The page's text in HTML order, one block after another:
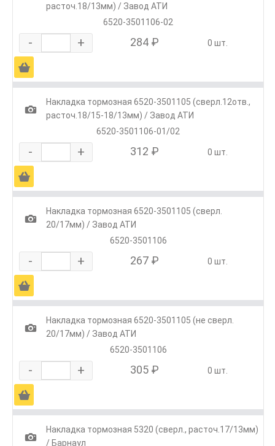
расточ.18/13мм) / Завод АТИ
6520-3501106-02
- + 284 ₽ 0 шт.
Ä
1
Накладка тормозная 6520-3501105 (сверл.12отв.,
расточ.18/15-18/13мм) / Завод АТИ
6520-3501106-01/02
- + 312 ₽ 0 шт.
Ä
1
Накладка тормозная 6520-3501105 (сверл.
20/17мм) / Завод АТИ
6520-3501106
- + 267 ₽ 0 шт.
Ä
1
Накладка тормозная 6520-3501105 (не сверл.
20/17мм) / Завод АТИ
6520-3501106
- + 305 ₽ 0 шт.
Ä
1
Накладка тормозная 5320 (сверл., расточ.17/13мм)
/ Барнаул